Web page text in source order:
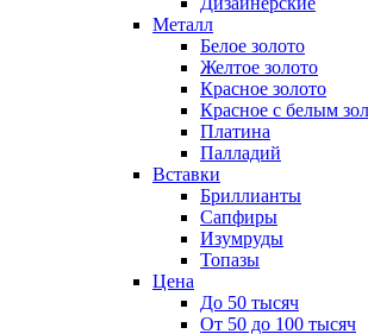
Металл
Белое золото
Желтое золото
Красное золото
Красное с белым
Платина
Палладий
Вставки
Бриллианты
Сапфиры
Изумруды
Топазы
Цена
До 50 тысяч
От 50 до 100 тысяч